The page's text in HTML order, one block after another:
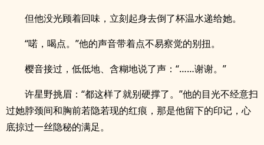
但他没光顾着回味，立刻起身去倒了杯温水递给她。
“喏，喝点。”他的声音带着点不易察觉的别扭。
樱音接过，低低地、含糊地说了声：“……谢谢。”
许星野挑眉：“都这样了就别硬撑了。”他的目光不经意扫
过她脖颈间和胸前若隐若现的红痕，那是他留下的印记，心
底掠过一丝隐秘的满足。